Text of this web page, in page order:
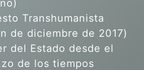
Transhumanista
de diciembre de 2017)
del Estado desde el
de los tiempos